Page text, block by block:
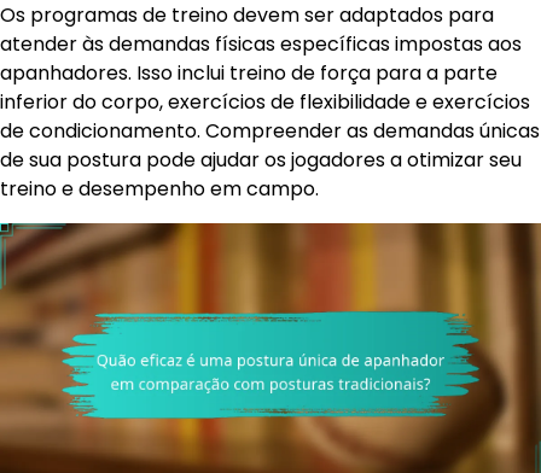
Os programas de treino devem ser adaptados para
atender às demandas físicas específicas impostas aos
apanhadores. Isso inclui treino de força para a parte
inferior do corpo, exercícios de flexibilidade e exercícios
de condicionamento. Compreender as demandas únicas
de sua postura pode ajudar os jogadores a otimizar seu
treino e desempenho em campo.